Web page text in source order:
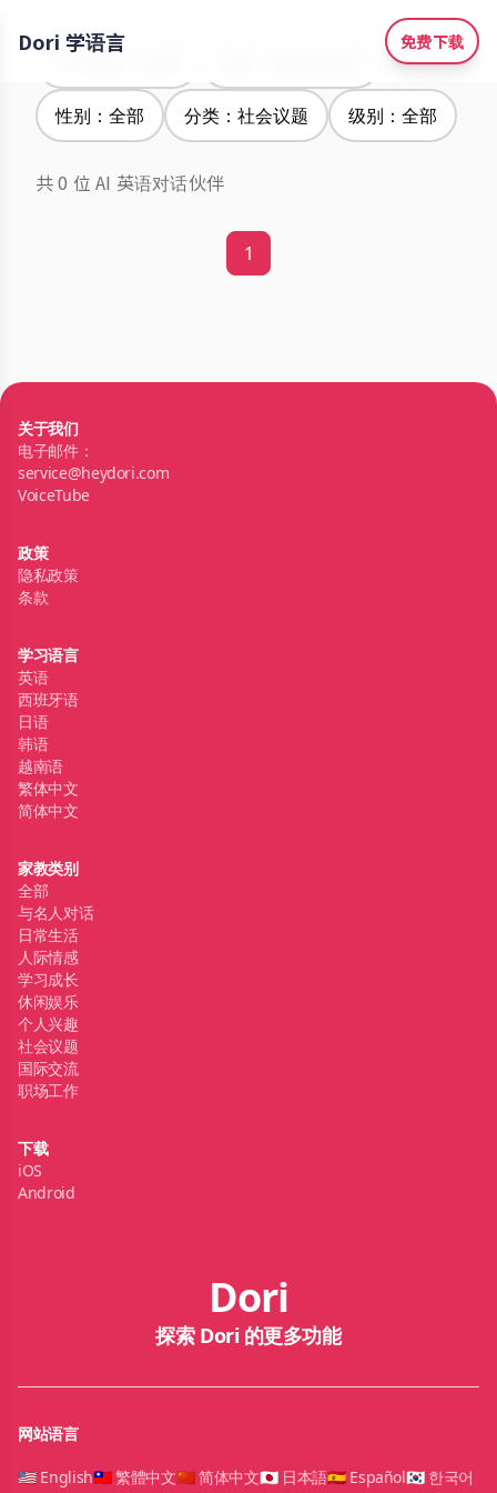
Dori 学语言 免费下载
性别：全部 分类：社会议题 级别：全部
共 0 位 AI 英语对话伙伴
1
关于我们
电子邮件：
service@heydori.com
VoiceTube
政策
隐私政策
条款
学习语言
英语
西班牙语
日语
韩语
越南语
繁体中文
简体中文
家教类别
全部
与名人对话
日常生活
人际情感
学习成长
休闲娱乐
个人兴趣
社会议题
国际交流
职场工作
下载
iOS
Android
Dori
探索 Dori 的更多功能
网站语言
🇺🇸 English🇹🇼 繁體中文🇨🇳 简体中文🇯🇵 日本語🇪🇸 Español🇰🇷 한국어